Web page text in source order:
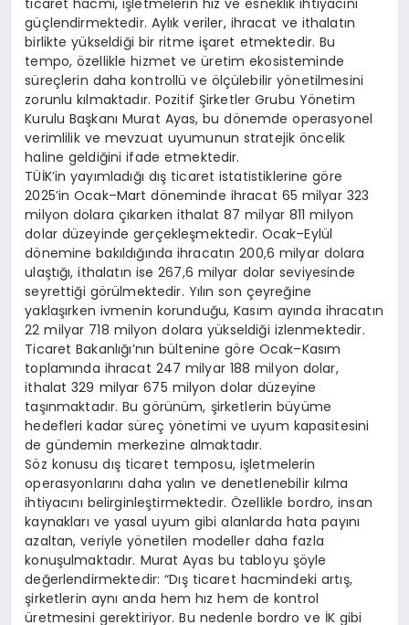
güçlendirmektedir. Aylık veriler, ihracat ve ithalatın
birlikte yükseldiği bir ritme işaret etmektedir. Bu
tempo, özellikle hizmet ve üretim ekosisteminde
süreçlerin daha kontrollü ve ölçülebilir yönetilmesini
zorunlu kılmaktadır. Pozitif Şirketler Grubu Yönetim
Kurulu Başkanı Murat Ayas, bu dönemde operasyonel
verimlilik ve mevzuat uyumunun stratejik öncelik
haline geldiğini ifade etmektedir.
TÜİK’in yayımladığı dış ticaret istatistiklerine göre
2025’in Ocak–Mart döneminde ihracat 65 milyar 323
milyon dolara çıkarken ithalat 87 milyar 811 milyon
dolar düzeyinde gerçekleşmektedir. Ocak–Eylül
dönemine bakıldığında ihracatın 200,6 milyar dolara
ulaştığı, ithalatın ise 267,6 milyar dolar seviyesinde
seyrettiği görülmektedir. Yılın son çeyreğine
yaklaşırken ivmenin korunduğu, Kasım ayında ihracatın
22 milyar 718 milyon dolara yükseldiği izlenmektedir.
Ticaret Bakanlığı’nın bültenine göre Ocak–Kasım
toplamında ihracat 247 milyar 188 milyon dolar,
ithalat 329 milyar 675 milyon dolar düzeyine
taşınmaktadır. Bu görünüm, şirketlerin büyüme
hedefleri kadar süreç yönetimi ve uyum kapasitesini
de gündemin merkezine almaktadır.
Söz konusu dış ticaret temposu, işletmelerin
operasyonlarını daha yalın ve denetlenebilir kılma
ihtiyacını belirginleştirmektedir. Özellikle bordro, insan
kaynakları ve yasal uyum gibi alanlarda hata payını
azaltan, veriyle yönetilen modeller daha fazla
konuşulmaktadır. Murat Ayas bu tabloyu şöyle
değerlendirmektedir: “Dış ticaret hacmindeki artış,
şirketlerin aynı anda hem hız hem de kontrol
üretmesini gerektiriyor. Bu nedenle bordro ve İK gibi